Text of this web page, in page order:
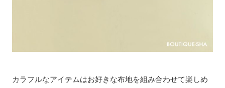
カラフルなアイテムはお好きな布地を組み合わせて楽しめ